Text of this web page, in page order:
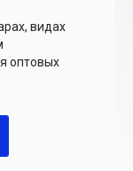
видах
оптовых